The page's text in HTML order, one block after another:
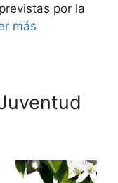
por la
más